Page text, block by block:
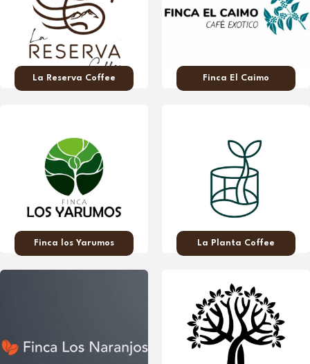
La Reserva Coffee Finca El Caimo
Finca los Yarumos La Planta Coffee